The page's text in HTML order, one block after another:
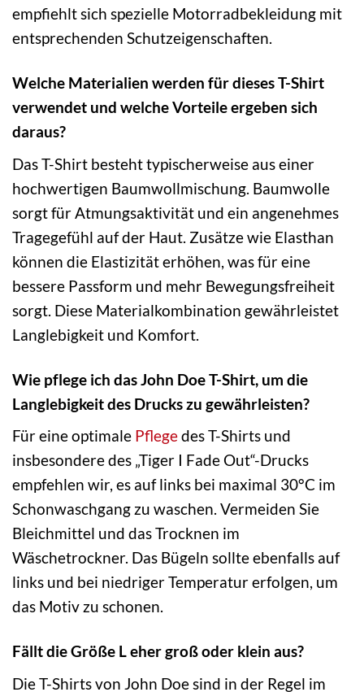
empfiehlt sich spezielle Motorradbekleidung mit
entsprechenden Schutzeigenschaften.
Welche Materialien werden für dieses T-Shirt
verwendet und welche Vorteile ergeben sich
daraus?
Das T-Shirt besteht typischerweise aus einer
hochwertigen Baumwollmischung. Baumwolle
sorgt für Atmungsaktivität und ein angenehmes
Tragegefühl auf der Haut. Zusätze wie Elasthan
können die Elastizität erhöhen, was für eine
bessere Passform und mehr Bewegungsfreiheit
sorgt. Diese Materialkombination gewährleistet
Langlebigkeit und Komfort.
Wie pflege ich das John Doe T-Shirt, um die
Langlebigkeit des Drucks zu gewährleisten?
Für eine optimale Pflegedes T-Shirts und
insbesondere des „Tiger I Fade Out“-Drucks
empfehlen wir, es auf links bei maximal 30°C im
Schonwaschgang zu waschen. Vermeiden Sie
Bleichmittel und das Trocknen im
Wäschetrockner. Das Bügeln sollte ebenfalls auf
links und bei niedriger Temperatur erfolgen, um
das Motiv zu schonen.
Fällt die Größe L eher groß oder klein aus?
Die T-Shirts von John Doe sind in der Regel im